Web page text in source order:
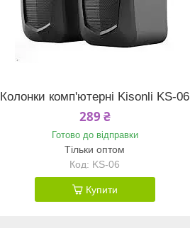
Колонки комп'ютерні Kisonli KS-06
289 ₴
Готово до відправки
Тільки оптом
KS-06
Купити